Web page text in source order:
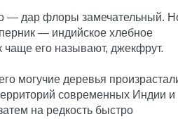
— дар флоры замечательный.
— индийское хлебное
чаще его называют, джекфрут.
могучие деревья
современных Индии и
на редкость быстро